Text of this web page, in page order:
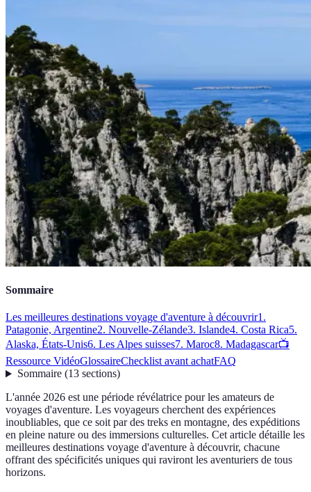
Sommaire
Les meilleures destinations voyage d'aventure à découvrir1.
Patagonie, Argentine2. Nouvelle-Zélande3. Islande4. Costa Rica5.
Alaska, États-Unis6. Les Alpes suisses7. Maroc8. Madagascar📺
Ressource VidéoGlossaireChecklist avant achatFAQ
Sommaire(13 sections)
L'année 2026 est une période révélatrice pour les amateurs de
voyages d'aventure. Les voyageurs cherchent des expériences
inoubliables, que ce soit par des treks en montagne, des expéditions
en pleine nature ou des immersions culturelles. Cet article détaille les
meilleures destinations voyage d'aventure à découvrir, chacune
offrant des spécificités uniques qui raviront les aventuriers de tous
horizons.